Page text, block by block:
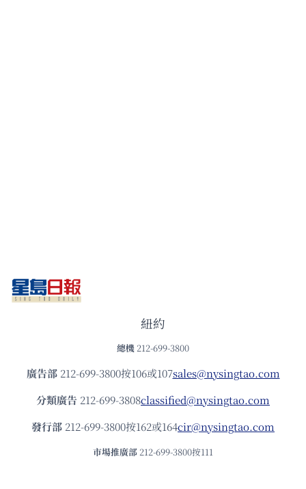
紐約
總機 212-699-3800
廣告部212-699-3800按106或107sales@nysingtao.com
分類廣告 212-699-3808classified@nysingtao.com
發⾏部 212-699-3800按162或164cir@nysingtao.com
市場推廣部 212-699-3800按111